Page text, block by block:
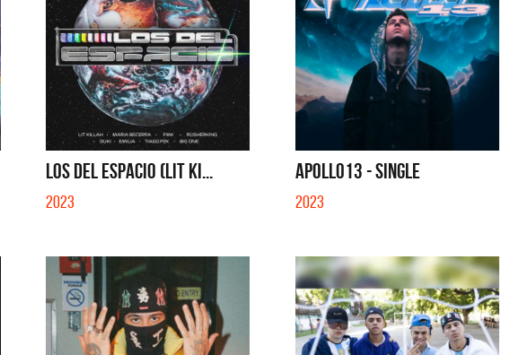
LOS DEL ESPACIO (LIT KI...
2023
APOLLO13 - SINGLE
2023